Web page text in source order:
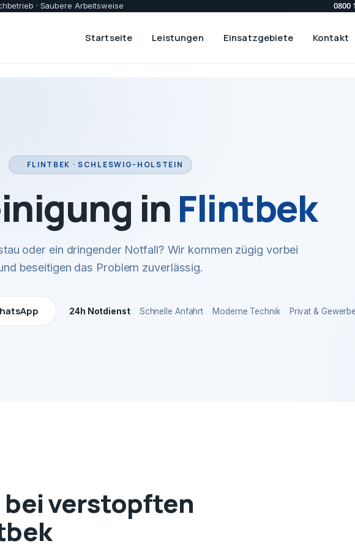
· Saubere Arbeitsweise 0800
Startseite Leistungen Einsatzgebiete Kontakt
FLINTBEK · SCHLESWIG-HOLSTEIN
inFlintbek
oder ein dringender Notfall? Wir kommen zügig vorbei
beseitigen das Problem zuverlässig.
24h Notdienst Schnelle Anfahrt Moderne Technik Privat &
verstopften